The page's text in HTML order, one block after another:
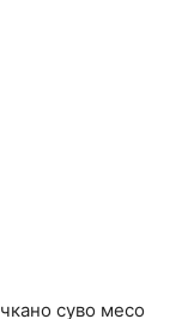
суво месо